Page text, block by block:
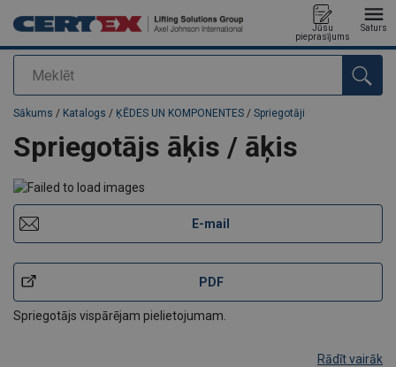
Meklēt
Jūsu
pieprasījums
Saturs
Pievienots jūsu pasūtījumam
Sākums / Katalogs / ĶĒDES UN KOMPONENTES / Spriegotāji
Spriegotājs āķis / āķis
E-mail
PDF
Spriegotājs vispārējam pielietojumam.
Rādīt vairāk